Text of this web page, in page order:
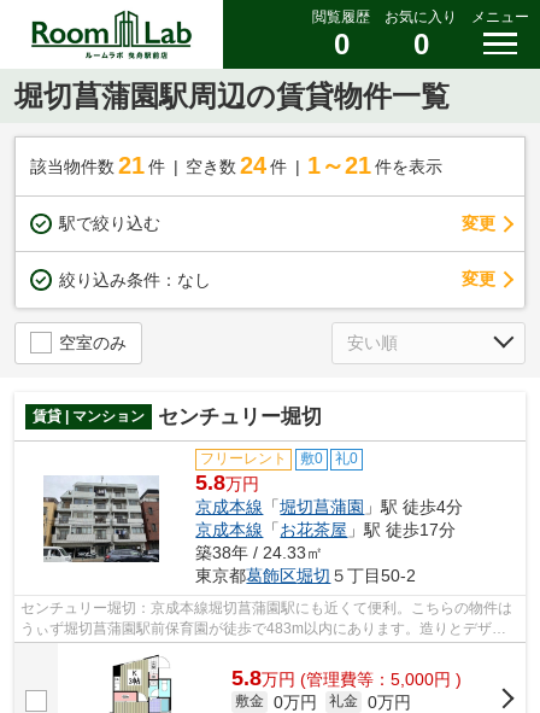
閲覧履歴
0
お気に入り
0
メニュー
堀切菖蒲園駅周辺の賃貸物件一覧
該当物件数 21件 空き数 24 件 1～21 件を表示
駅で絞り込む 変更
絞り込み条件： なし 変更
空室のみ
賃貸 | マンション センチュリー堀切
フリーレント 敷0 礼0
5.8万円
京成本線 「堀切菖蒲園 」駅 徒歩4分
京成本線 「お花茶屋 」駅 徒歩17分
築38年 / 24.33㎡
東京都葛飾区堀切 ５丁目50-2
センチュリー堀切：京成本線堀切菖蒲園駅にも近くて便利。こちらの物件は
うぃず堀切菖蒲園駅前保育園が徒歩で483m以内にあります。造りとデザイ
5.8万円 (管理費等：5,000円 )
敷金 0万円 礼金 0万円